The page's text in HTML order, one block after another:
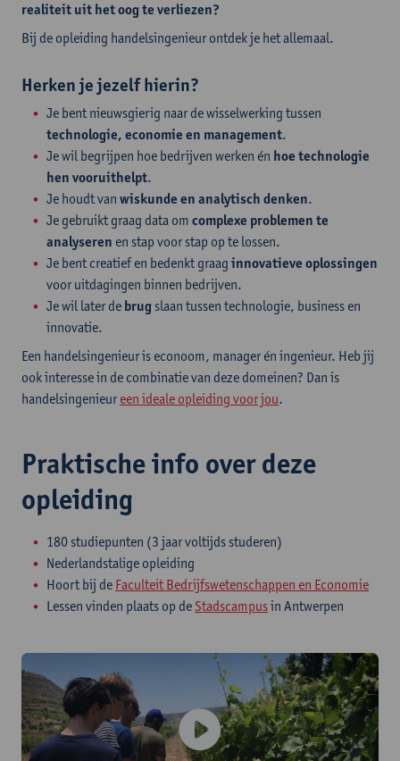
realiteit uit het oog te verliezen?
Bij de opleiding handelsingenieur ontdek je het allemaal.
Herken je jezelf hierin?
Je bent nieuwsgierig naar de wisselwerking tussen
technologie, economie en management.
Je wil begrijpen hoe bedrijven werken én hoe technologie
hen vooruithelpt.
Je houdt van wiskunde en analytisch denken.
Je gebruikt graag data om complexe problemen te
analyseren en stap voor stap op te lossen.
Je bent creatief en bedenkt graag innovatieve oplossingen
voor uitdagingen binnen bedrijven.
Je wil later de brugslaan tussen technologie, business en
innovatie.
Een handelsingenieur is econoom, manager én ingenieur. Heb jij
ook interesse in de combinatie van deze domeinen? Dan is
handelsingenieur een ideale opleiding voor jou.
Praktische info over deze
opleiding
180 studiepunten (3 jaar voltijds studeren)
Nederlandstalige opleiding
Hoort bij de Faculteit Bedrijfswetenschappen en Economie
Lessen vinden plaats op de Stadscampusin Antwerpen